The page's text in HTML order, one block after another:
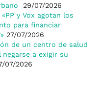
29/07/2026
y Vox agotan los
para financiar
27/07/2026
de un centro de salud
a exigir su
07/2026